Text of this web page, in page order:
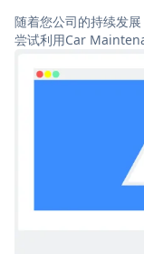
随着您公司的持续发
尝试利用Car